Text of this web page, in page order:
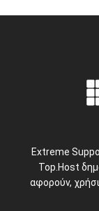
Extreme
Top.Host
αφορούν,